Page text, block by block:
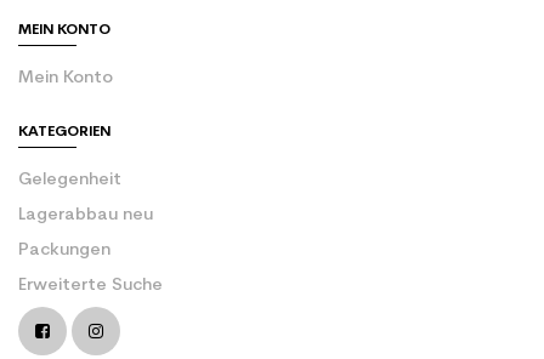
MEIN KONTO
Mein Konto
KATEGORIEN
Gelegenheit
Lagerabbau neu
Packungen
Erweiterte Suche